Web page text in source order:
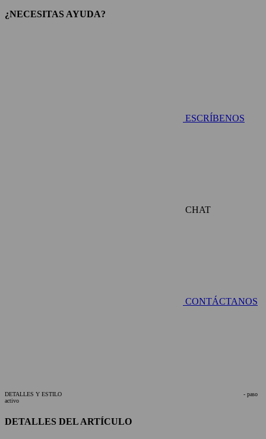
¿NECESITAS AYUDA?
ESCRÍBENOS
CHAT
CONTÁCTANOS
DETALLES Y ESTILO
- paso
activo
DETALLES DEL ARTÍCULO